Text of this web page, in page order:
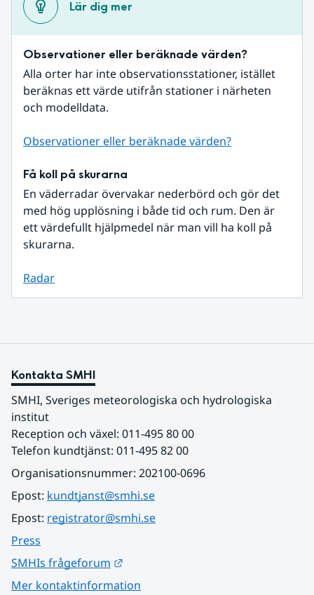
Lär dig mer
Observationer eller beräknade värden?
Alla orter har inte observationsstationer, istället
beräknas ett värde utifrån stationer i närheten
och modelldata.
Observationer eller beräknade värden?
Få koll på skurarna
En väderradar övervakar nederbörd och gör det
med hög upplösning i både tid och rum. Den är
ett värdefullt hjälpmedel när man vill ha koll på
skurarna.
Radar
Kontakta SMHI
SMHI, Sveriges meteorologiska och hydrologiska
institut
Reception och växel: 011-495 80 00
Telefon kundtjänst: 011-495 82 00
Organisationsnummer: 202100-0696
Epost: kundtjanst@smhi.se
Epost: registrator@smhi.se
Press
SMHIs frågeforum
Mer kontaktinformation